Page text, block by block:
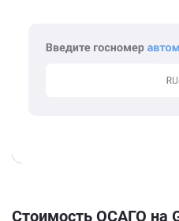
Стоимость ОСАГО на